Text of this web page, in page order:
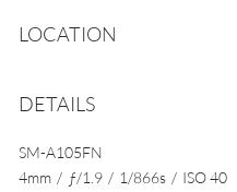
LOCATION
DETAILS
SM-A105FN
4mm / ƒ/1.9 / 1/866s / ISO 40